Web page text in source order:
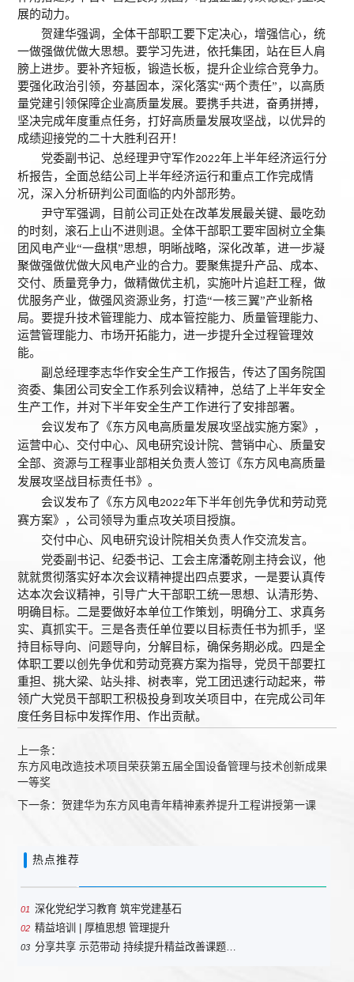
展的动力。
贺建华强调，全体干部职工要下定决心，增强信心，统
一做强做优做大思想。要学习先进，依托集团，站在巨人肩
膀上进步。要补齐短板，锻造长板，提升企业综合竞争力。
要强化政治引领，夯基固本，深化落实“两个责任”，以高质
量党建引领保障企业高质量发展。要携手共进，奋勇拼搏，
坚决完成年度重点任务，打好高质量发展攻坚战，以优异的
成绩迎接党的二十大胜利召开！
党委副书记、总经理尹守军作2022年上半年经济运行分
析报告，全面总结公司上半年经济运行和重点工作完成情
况，深入分析研判公司面临的内外部形势。
尹守军强调，目前公司正处在改革发展最关键、最吃劲
的时刻，滚石上山不进则退。全体干部职工要牢固树立全集
团风电产业“一盘棋”思想，明晰战略，深化改革，进一步凝
聚做强做优做大风电产业的合力。要聚焦提升产品、成本、
交付、质量竞争力，做精做优主机，实施叶片追赶工程，做
优服务产业，做强风资源业务，打造“一核三翼”产业新格
局。要提升技术管理能力、成本管控能力、质量管理能力、
运营管理能力、市场开拓能力，进一步提升全过程管理效
能。
副总经理李志华作安全生产工作报告，传达了国务院国
资委、集团公司安全工作系列会议精神，总结了上半年安全
生产工作，并对下半年安全生产工作进行了安排部署。
会议发布了《东方风电高质量发展攻坚战实施方案》，
运营中心、交付中心、风电研究设计院、营销中心、质量安
全部、资源与工程事业部相关负责人签订《东方风电高质量
发展攻坚战目标责任书》。
会议发布了《东方风电2022年下半年创先争优和劳动竞
赛方案》，公司领导为重点攻关项目授旗。
交付中心、风电研究设计院相关负责人作交流发言。
党委副书记、纪委书记、工会主席潘乾刚主持会议，他
就就贯彻落实好本次会议精神提出四点要求，一是要认真传
达本次会议精神，引导广大干部职工统一思想、认清形势、
明确目标。二是要做好本单位工作策划，明确分工、求真务
实、真抓实干。三是各责任单位要以目标责任书为抓手，坚
持目标导向、问题导向，分解目标，确保务期必成。四是全
体职工要以创先争优和劳动竞赛方案为指导，党员干部要扛
重担、挑大梁、站头排、树表率，党工团迅速行动起来，带
领广大党员干部职工积极投身到攻关项目中，在完成公司年
度任务目标中发挥作用、作出贡献。
上一条：
东方风电改造技术项目荣获第五届全国设备管理与技术创新成果
一等奖
下一条：贺建华为东方风电青年精神素养提升工程讲授第一课
热点推荐
01 深化党纪学习教育 筑牢党建基石
02 精益培训 | 厚植思想 管理提升
03 分享共享 示范带动 持续提升精益改善课题…